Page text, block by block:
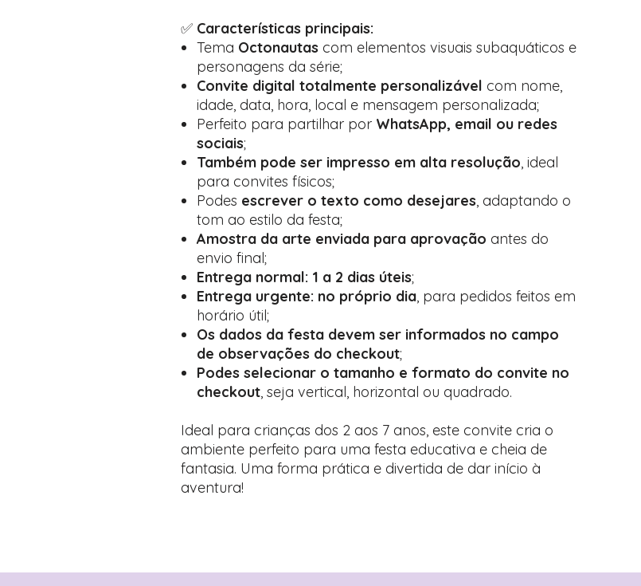
✅ Características principais:
Tema Octonautas com elementos visuais subaquáticos e
personagens da série;
Convite digital totalmente personalizável com nome,
idade, data, hora, local e mensagem personalizada;
Perfeito para partilhar por WhatsApp, email ou redes
sociais;
Também pode ser impresso em alta resolução, ideal
para convites físicos;
Podes escrever o texto como desejares, adaptando o
tom ao estilo da festa;
Amostra da arte enviada para aprovação antes do
envio final;
Entrega normal: 1 a 2 dias úteis;
Entrega urgente: no próprio dia, para pedidos feitos em
horário útil;
Os dados da festa devem ser informados no campo
de observações do checkout;
Podes selecionar o tamanho e formato do convite no
checkout, seja vertical, horizontal ou quadrado.
Ideal para crianças dos 2 aos 7 anos, este convite cria o
ambiente perfeito para uma festa educativa e cheia de
fantasia. Uma forma prática e divertida de dar início à
aventura!